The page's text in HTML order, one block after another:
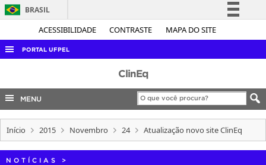
ACESSIBILIDADE CONTRASTE MAPA DO SITE
BRASIL
Simplifique!
Legislação
Canais
PORTAL UFPEL
AUDITORIA
COBALTO
CONCURSOS
EDITAIS
ClinEq
MENU
Início 2015 Novembro 24 Atualização novo site ClinEq
NOTÍCIAS >